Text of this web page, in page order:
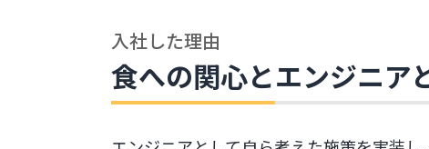
入社した理由
食への関心とエンジニア